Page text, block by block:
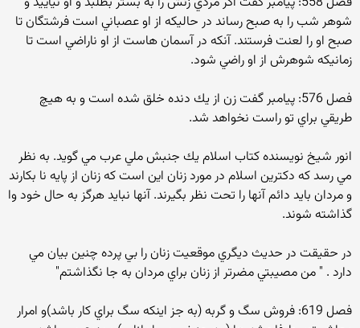
شوهر شب را به صبح رساند در حاليكه از او عصباني است فرشتگان تا
صبح او را لعنت فرستند. آنكه در آسمان هاست از او ناراضي است تا
زمانيكه شوهرش از او راضي شود.
فصل 576: پيامبر گفت زن از يك دنده خلق شده است و به هيچ
طريقي براي تو راست نخواهد شد.
انور شيخ نويسنده كتاب اسلام يك جنبش ملي عرب مي گويد. به نظر
مي رسد كه دكترين اسلام در مورد زنان اين است كه زنان از پايه نا بكارند
و مردان بايد دائم آنها را تحت نظر بگيرند. آنها نبايد هرگز به حال خود وا
گذاشته شوند.
در حقيقت در حديث ديگري موقعيت زنان را بي پرده چنين بيان مي
دارد . " من مصيبتي مضرتر از زنان براي مردان به جا نگذاشتم"
فصل 619: فروش سگ و گربه (به جز اينكه سگ براي كار باشد)و امرار